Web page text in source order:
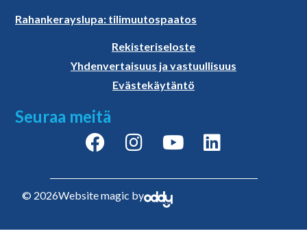
Rahankerayslupa: tilimuutospaatos
Rekisteriseloste
Yhdenvertaisuus ja vastuullisuus
Evästekäytäntö
Seuraa meitä
© 2026Website magic by